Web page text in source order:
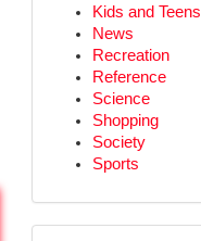
Kids and Teens
News
Recreation
Reference
Science
Shopping
Society
Sports